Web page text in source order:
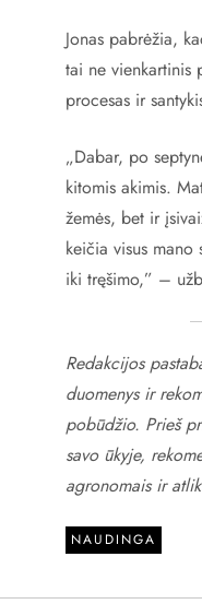
Jonas pabrėžia,
tai ne vienkartinis
procesas ir
„Dabar, po
kitomis akimis.
žemės, bet ir
keičia visus
iki tręšimo,” –
Redakcijos
duomenys ir
pobūdžio. Prieš
savo ūkyje,
agronomais ir
NAUDINGA